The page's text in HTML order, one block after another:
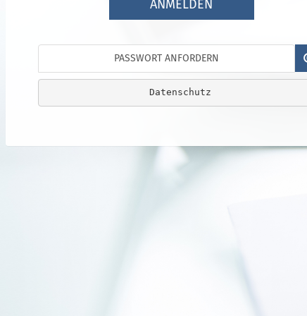
ANMELDEN
PASSWORT ANFORDERN
Datenschutz